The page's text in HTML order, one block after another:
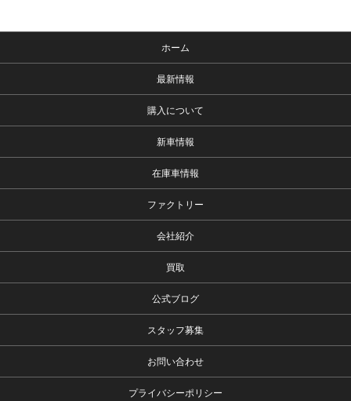
ホーム
最新情報
購入について
新車情報
在庫車情報
ファクトリー
会社紹介
買取
公式ブログ
スタッフ募集
お問い合わせ
プライバシーポリシー